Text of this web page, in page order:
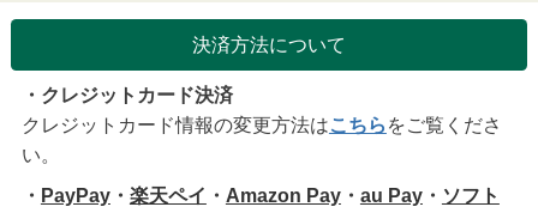
決済方法について
・クレジットカード決済
クレジットカード情報の変更方法はこちら をご覧くださ
い。
・ PayPay・ 楽天ペイ ・ Amazon Pay・ au Pay・ ソフト